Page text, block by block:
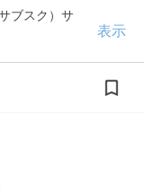
ブスク）サ
表示